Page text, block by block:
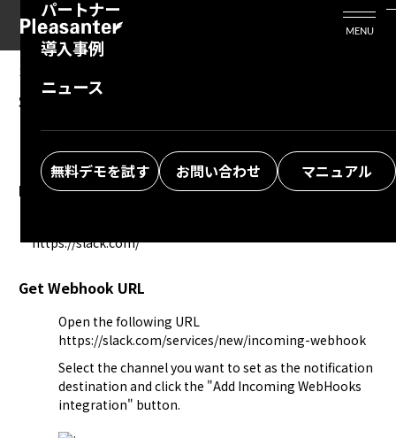
活用シーン
Enterprise Edition
パートナー
プリザンタービジネスを検討中の方
導入事例
ニュース
無料デモを試す お問い合わせ マニュアル
MENU
10.02.2024
Set Up to Send Notifications to Slack
Prerequisites
https://slack.com/
Get Webhook URL
Open the following URL
https://slack.com/services/new/incoming-webhook
Select the channel you want to set as the notification
destination and click the "Add Incoming WebHooks